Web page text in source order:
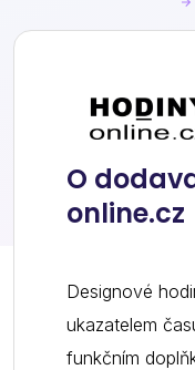
O
online.cz
Designové
ukazatelem
funkčním